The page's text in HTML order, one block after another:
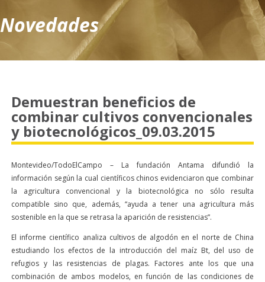
Novedades
Demuestran beneficios de
combinar cultivos convencionales
y biotecnológicos_09.03.2015
Montevideo/TodoElCampo – La fundación Antama difundió la
información según la cual científicos chinos evidenciaron que combinar
la agricultura convencional y la biotecnológica no sólo resulta
compatible sino que, además, “ayuda a tener una agricultura más
sostenible en la que se retrasa la aparición de resistencias”.
El informe científico analiza cultivos de algodón en el norte de China
estudiando los efectos de la introducción del maíz Bt, del uso de
refugios y las resistencias de plagas. Factores ante los que una
combinación de ambos modelos, en función de las condiciones de